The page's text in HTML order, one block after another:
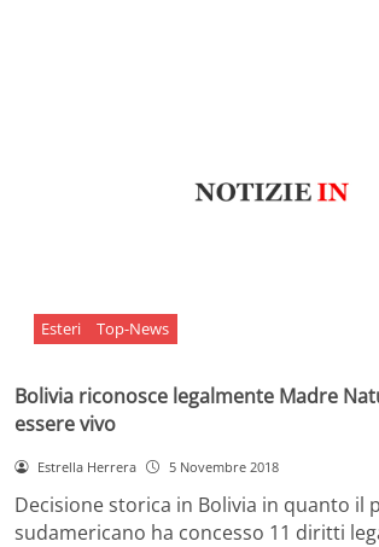
Esteri Top-News
Bolivia riconosce legalmente Madre
essere vivo
Estrella Herrera 5 Novembre 2018
Decisione storica in Bolivia in quanto il
sudamericano ha concesso 11 diritti